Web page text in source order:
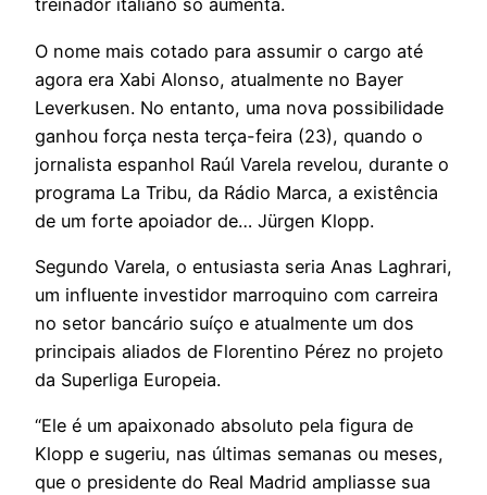
treinador italiano só aumenta.
O nome mais cotado para assumir o cargo até
agora era Xabi Alonso, atualmente no Bayer
Leverkusen. No entanto, uma nova possibilidade
ganhou força nesta terça-feira (23), quando o
jornalista espanhol Raúl Varela revelou, durante o
programa La Tribu, da Rádio Marca, a existência
de um forte apoiador de… Jürgen Klopp.
Segundo Varela, o entusiasta seria Anas Laghrari,
um influente investidor marroquino com carreira
no setor bancário suíço e atualmente um dos
principais aliados de Florentino Pérez no projeto
da Superliga Europeia.
“Ele é um apaixonado absoluto pela figura de
Klopp e sugeriu, nas últimas semanas ou meses,
que o presidente do Real Madrid ampliasse sua